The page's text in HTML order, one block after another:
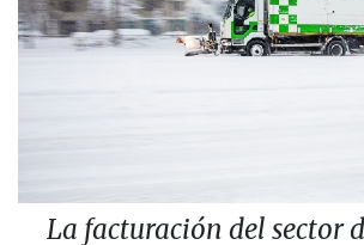
La facturación del sector